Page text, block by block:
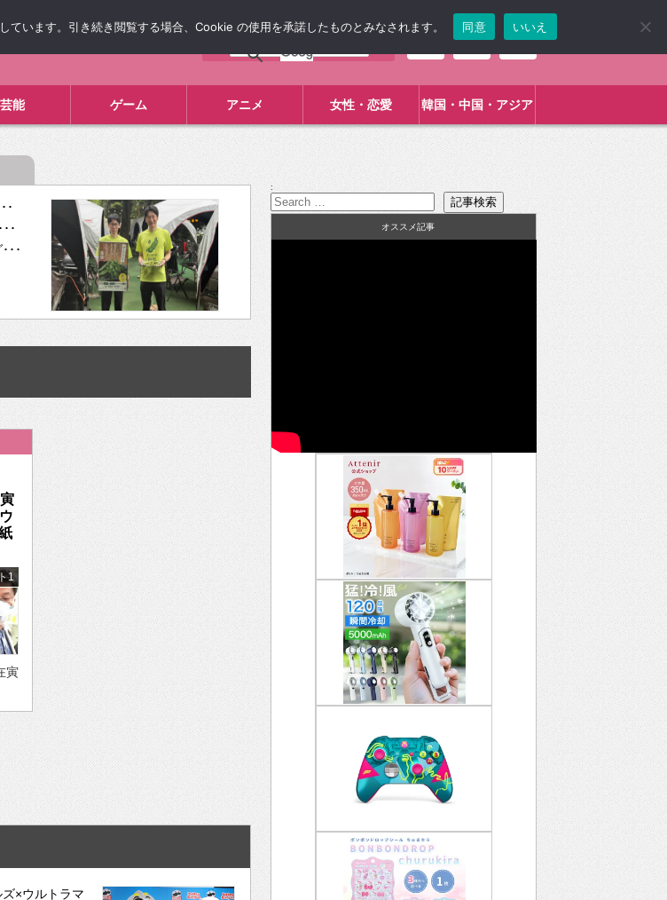
芸能 ゲーム アニメ 女性・恋愛 韓国・中国・アジア
･
･
･･
1
寅
×ウルトラマ
:
オススメ記事
います。引き続き閲覧する場合、Cookie の使用を承諾したものとみなされます。 同意 いいえ